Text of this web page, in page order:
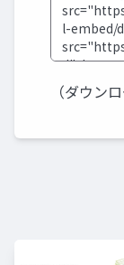
（ダウン